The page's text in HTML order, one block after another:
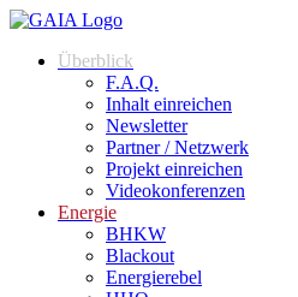
Überblick
F.A.Q.
Inhalt einreichen
Newsletter
Partner / Netzwerk
Projekt einreichen
Videokonferenzen
Energie
BHKW
Blackout
Energierebel